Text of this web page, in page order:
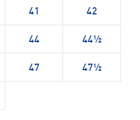
41 42
44 44½
47 47½